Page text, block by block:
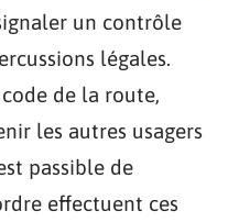
un contrôle
légales.
de la route,
les autres usagers
passible de
effectuent ces